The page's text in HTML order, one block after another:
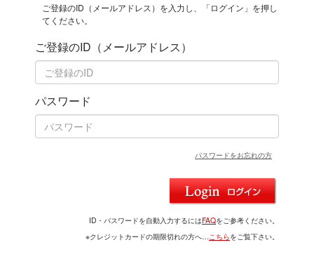
ご登録のID（メールアドレス）を入力し、「ログイン」を押し
てください。
ご登録のID（メールアドレス）
パスワード
パスワードをお忘れの方
ID・パスワードを自動入力するにはFAQをご参考ください。
※クレジットカードの期限切れの方へ…こちらをご覧下さい。